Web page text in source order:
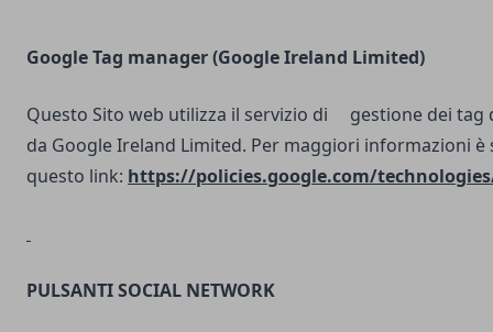
Google Tag manager (Google Ireland Limited)
Questo Sito web utilizza il servizio di gestione dei tag
da Google Ireland Limited. Per maggiori informazioni
questo link: https://policies.google.com/
PULSANTI SOCIAL NETWORK